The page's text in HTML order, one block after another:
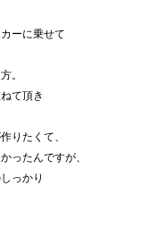
ーに乗せて
。
て頂き
りたくて、
ったんですが、
っかり